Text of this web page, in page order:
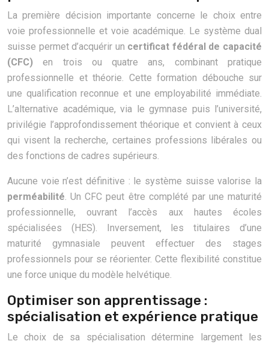
La première décision importante concerne le choix entre
voie professionnelle et voie académique. Le système dual
suisse permet d’acquérir un certificat fédéral de capacité
(CFC) en trois ou quatre ans, combinant pratique
professionnelle et théorie. Cette formation débouche sur
une qualification reconnue et une employabilité immédiate.
L’alternative académique, via le gymnase puis l’université,
privilégie l’approfondissement théorique et convient à ceux
qui visent la recherche, certaines professions libérales ou
des fonctions de cadres supérieurs.
Aucune voie n’est définitive : le système suisse valorise la
perméabilité. Un CFC peut être complété par une maturité
professionnelle, ouvrant l’accès aux hautes écoles
spécialisées (HES). Inversement, les titulaires d’une
maturité gymnasiale peuvent effectuer des stages
professionnels pour se réorienter. Cette flexibilité constitue
une force unique du modèle helvétique.
Optimiser son apprentissage :
spécialisation et expérience pratique
Le choix de sa spécialisation détermine largement les